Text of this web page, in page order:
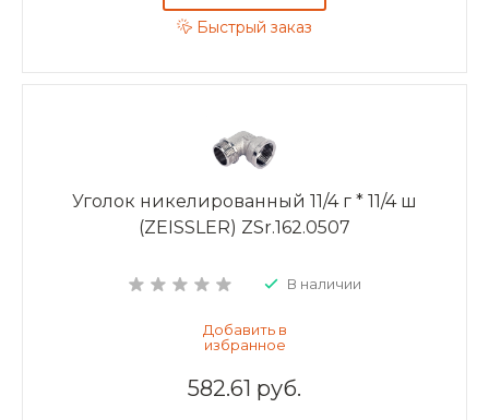
Быстрый заказ
Уголок никелированный 11/4 г * 11/4 ш
(ZEISSLER) ZSr.162.0507
В наличии
582.61 руб.